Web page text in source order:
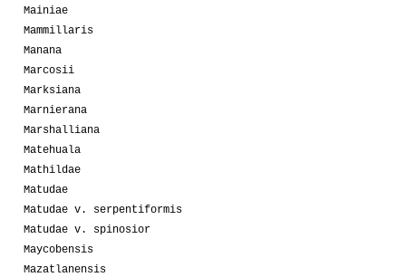
Mainiae
Mammillaris
Manana
Marcosii
Marksiana
Marnierana
Marshalliana
Matehuala
Mathildae
Matudae
Matudae v. serpentiformis
Matudae v. spinosior
Maycobensis
Mazatlanensis